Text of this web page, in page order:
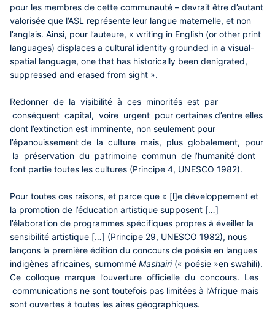
pour les membres de cette communauté – devrait être d’autant
valorisée que l’ASL représente leur langue maternelle, et non
l’anglais. Ainsi, pour l’auteure, « writing in English (or other print
languages) displaces a cultural identity grounded in a visual-
spatial language, one that has historically been denigrated,
suppressed and erased from sight ».
Redonner de la visibilité à ces minorités est par
conséquent capital, voire urgent pour certaines d’entre elles
dont l’extinction est imminente, non seulement pour
l’épanouissement de la culture mais, plus globalement, pour
la préservation du patrimoine commun de l’humanité dont
font partie toutes les cultures (Principe 4, UNESCO 1982).
Pour toutes ces raisons, et parce que « [l]e développement et
la promotion de l’éducation artistique supposent […]
l’élaboration de programmes spécifiques propres à éveiller la
sensibilité artistique […] (Principe 29, UNESCO 1982), nous
lançons la première édition du concours de poésie en langues
indigènes africaines, surnommé Mashairi(« poésie »en swahili).
Ce colloque marque l’ouverture officielle du concours. Les
communications ne sont toutefois pas limitées à l’Afrique mais
sont ouvertes à toutes les aires géographiques.